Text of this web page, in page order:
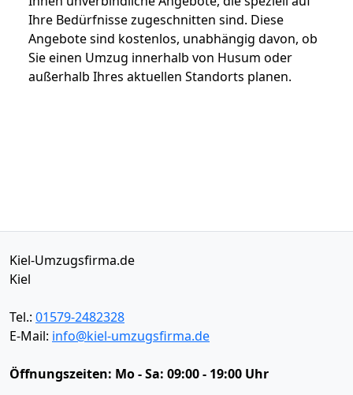
Ihre Bedürfnisse zugeschnitten sind. Diese
Angebote sind kostenlos, unabhängig davon, ob
Sie einen Umzug innerhalb von Husum oder
außerhalb Ihres aktuellen Standorts planen.
Kiel-Umzugsfirma.de
Kiel
Tel.: 01579-2482328
E-Mail: info@kiel-umzugsfirma.de
Öffnungszeiten: Mo - Sa: 09:00 - 19:00 Uhr